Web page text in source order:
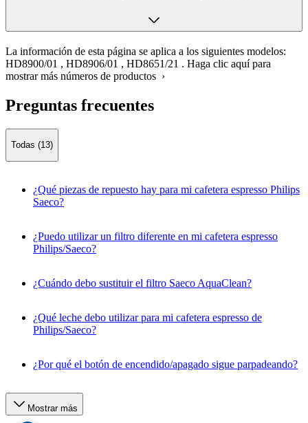
La información de esta página se aplica a los siguientes modelos:
HD8900/01 , HD8906/01 , HD8651/21 . Haga clic aquí para
mostrar más números de productos ›
Preguntas frecuentes
Todas (13)
¿Qué piezas de repuesto hay para mi cafetera espresso Philips
Saeco?
¿Puedo utilizar un filtro diferente en mi cafetera espresso
Philips/Saeco?
¿Cuándo debo sustituir el filtro Saeco AquaClean?
¿Qué leche debo utilizar para mi cafetera espresso de
Philips/Saeco?
¿Por qué el botón de encendido/apagado sigue parpadeando?
Mostrar más